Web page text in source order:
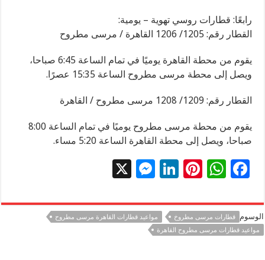
رابعًا: قطارات روسي تهوية – يومية:
القطار رقم: 1205/ 1206 القاهرة / مرسى مطروح
يقوم من محطة القاهرة يوميًا في تمام الساعة 6:45 صباحا،
ويصل إلى محطة مرسى مطروح الساعة 15:35 عصرًا.
القطار رقم: 1209/ 1208 مرسى مطروح / القاهرة
يقوم من محطة مرسى مطروح يوميًا في تمام الساعة 8:00
صباحا، ويصل إلى محطة القاهرة الساعة 5:20 مساء.
F
e
b
W
at
sA
Pi
er
es
Li
k
e
M
se
n
الوسوم قطارات مرسى مطروخ
مواعيد قطارات القاهرة مرسى مطروح
مواعيد قطارات مرسى مطروح القاهرة